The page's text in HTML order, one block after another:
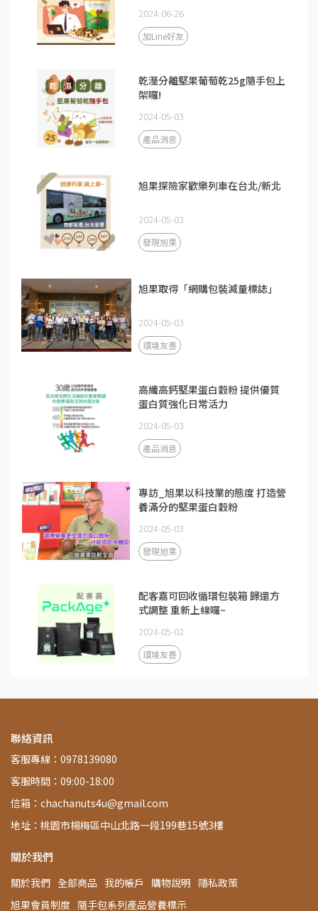
2024-06-26
加Line好友
乾溼分離堅果葡萄乾25g隨手包上
架囉!
2024-05-03
產品消息
旭果探險家歡樂列車在台北/新北
2024-05-03
發現旭果
旭果取得「網購包裝減量標誌」
2024-05-03
環境友善
高纖高鈣堅果蛋白穀粉 提供優質
蛋白質強化日常活力
2024-05-03
產品消息
專訪_旭果以科技業的態度 打造營
養滿分的堅果蛋白穀粉
2024-05-03
發現旭果
配客嘉可回收循環包裝箱 歸還方
式調整 重新上線囉~
2024-05-02
環境友善
聯絡資訊
客服專線：0978139080
客服時間：09:00-18:00
信箱：chachanuts4u@gmail.com
地址：桃園市楊梅區中山北路一段199巷15號3樓
關於我們
關於我們 全部商品 我的帳戶 購物說明 隱私政策
旭果會員制度 隨手包系列產品營養標示